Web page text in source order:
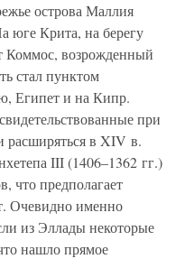
острова Маллия
юге Крита, на берегу
Коммос, возрожденный
стал пунктом
Египет и на Кипр.
при
в XIV в.
III (1406–1362 гг.)
что предполагает
Очевидно именно
из Эллады некоторые
нашло прямое